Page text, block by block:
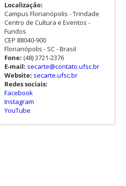
Localização:
Campus Florianópolis - Trindade
Centro de Cultura e Eventos -
Fundos
CEP 88040-900
Florianópolis - SC - Brasil
Fone: (48) 3721-2376
E-mail: secarte@contato.ufsc.br
Website: secarte.ufsc.br
Redes sociais:
Facebook
Instagram
YouTube